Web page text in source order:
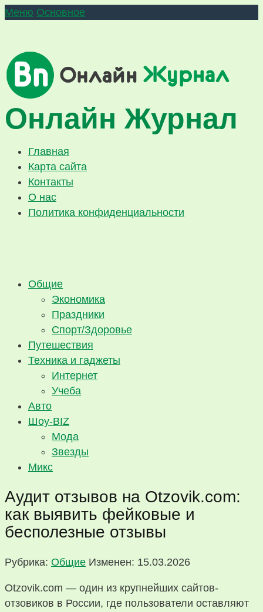
Меню Основное
Онлайн Журнал
Главная
Карта сайта
Контакты
О нас
Политика конфиденциальности
Общие
Экономика
Праздники
Спорт/Здоровье
Путешествия
Техника и гаджеты
Интернет
Учеба
Авто
Шоу-BIZ
Мода
Звезды
Микс
Аудит отзывов на Otzovik.com:
как выявить фейковые и
бесполезные отзывы
Рубрика: Общие Изменен: 15.03.2026
Otzovik.com — один из крупнейших сайтов-
отзовиков в России, где пользователи оставляют